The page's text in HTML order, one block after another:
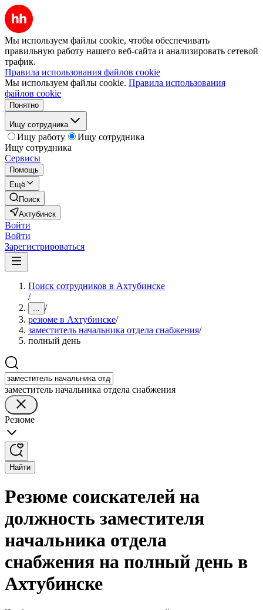
Мы используем файлы cookie, чтобы обеспечивать
правильную работу нашего веб-сайта и анализировать сетевой
трафик.
Правила использования файлов cookie
Мы используем файлы cookie. Правила использования
файлов cookie
Понятно
Ищу сотрудника
Ищу работу
Ищу сотрудника
Ищу сотрудника
Сервисы
Помощь
Ещё
Поиск
Ахтубинск
Войти
Войти
Зарегистрироваться
Поиск сотрудников в Ахтубинске
/
... /
резюме в Ахтубинске/
заместитель начальника отдела снабжения/
полный день
заместитель начальника отдела снабжения
Резюме
Найти
Резюме соискателей на
должность заместителя
начальника отдела
снабжения на полный день в
Ахтубинске